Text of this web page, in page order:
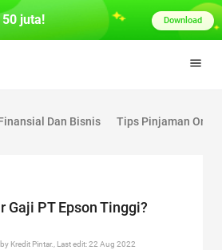
Dan Bisnis Tips Pinjaman
Gaji PT Epson Tinggi?
Kredit Pintar., Last edit: 22 Aug 2022
juta! Download